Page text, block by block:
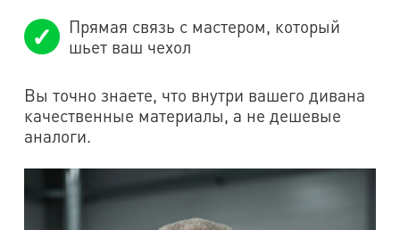
Прямая связь с мастером, который
шьет ваш чехол
Вы точно знаете, что внутри вашего дивана
качественные материалы, а не дешевые
аналоги.